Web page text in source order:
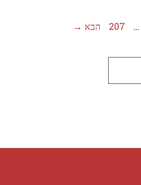
… עמוד
207 הבא →